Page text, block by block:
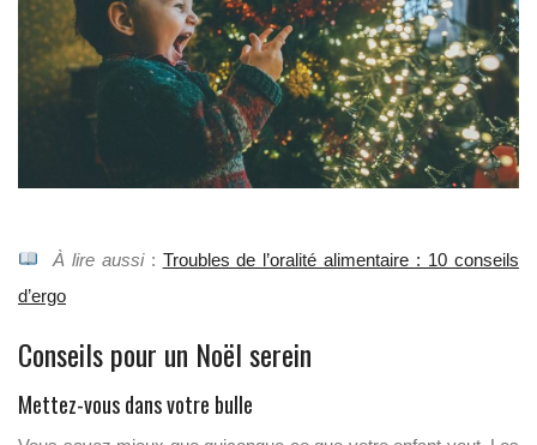
À lire aussi: Troubles de l’oralité alimentaire : 10 conseils
d’ergo
Conseils pour un Noël serein
Mettez-vous dans votre bulle